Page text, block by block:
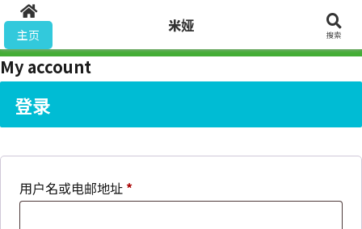
My account
登录
用户名或电邮地址 *必
主页
米娅
搜索